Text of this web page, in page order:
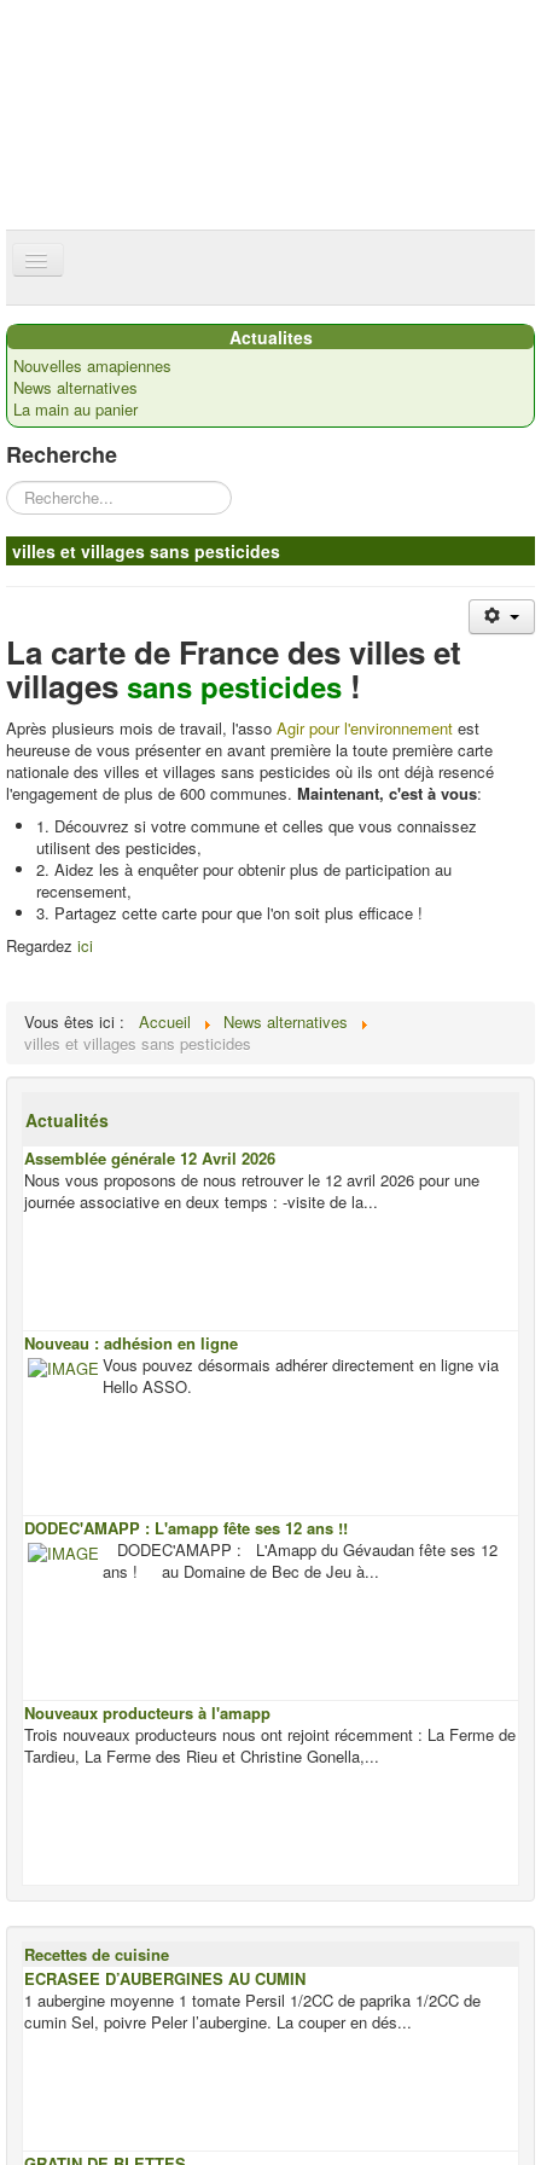
Accueil
Présentation
Actualités
Nos paysans
Commandes
Contacts
Actualites
Nouvelles amapiennes
News alternatives
La main au panier
Recherche
Rechercher
villes et villages sans pesticides
La carte de France des villes et
villages sans pesticides !
Après plusieurs mois de travail, l'asso Agir pour l'environnement est
heureuse de vous présenter en avant première la toute première carte
nationale des villes et villages sans pesticides où ils ont déjà resencé
l'engagement de plus de 600 communes. Maintenant, c'est à vous:
1. Découvrez si votre commune et celles que vous connaissez
utilisent des pesticides,
2. Aidez les à enquêter pour obtenir plus de participation au
recensement,
3. Partagez cette carte pour que l'on soit plus efficace !
Regardez ici
Vous êtes ici : Accueil
News alternatives
villes et villages sans pesticides
Actualités
Assemblée générale 12 Avril 2026
Nous vous proposons de nous retrouver le 12 avril 2026 pour une
journée associative en deux temps : -visite de la...
Nouveau : adhésion en ligne
Vous pouvez désormais adhérer directement en ligne via
Hello ASSO.
DODEC'AMAPP : L'amapp fête ses 12 ans !!
DODEC'AMAPP : L'Amapp du Gévaudan fête ses 12
ans ! au Domaine de Bec de Jeu à...
Nouveaux producteurs à l'amapp
Trois nouveaux producteurs nous ont rejoint récemment : La Ferme de
Tardieu, La Ferme des Rieu et Christine Gonella,...
Recettes de cuisine
ECRASEE D’AUBERGINES AU CUMIN
1 aubergine moyenne 1 tomate Persil 1/2CC de paprika 1/2CC de
cumin Sel, poivre Peler l’aubergine. La couper en dés...